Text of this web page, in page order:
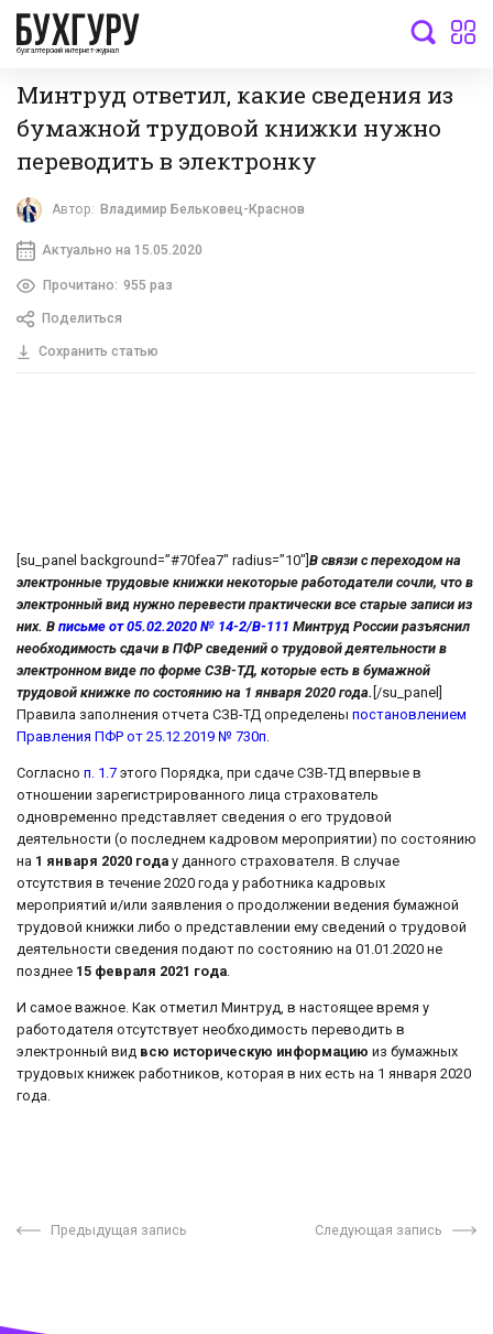
бухгалтерский интернет-журнал
Минтруд ответил, какие сведения из
бумажной трудовой книжки нужно
переводить в электронку
Автор: Владимир Бельковец-Краснов
Актуально на 15.05.2020
Прочитано: 955 раз
Поделиться
Сохранить статью
[su_panel background=”#70fea7″ radius=”10″] В связи с переходом на
электронные трудовые книжки некоторые работодатели сочли, что в
электронный вид нужно перевести практически все старые записи из
них. В письме от 05.02.2020 № 14-2/В-111 Минтруд России разъяснил
необходимость сдачи в ПФР сведений о трудовой деятельности в
электронном виде по форме СЗВ-ТД, которые есть в бумажной
трудовой книжке по состоянию на 1 января 2020 года. [/su_panel]
Правила заполнения отчета СЗВ-ТД определены постановлением
Правления ПФР от 25.12.2019 № 730п.
Согласно п. 1.7 этого Порядка, при сдаче СЗВ-ТД впервые в
отношении зарегистрированного лица страхователь
одновременно представляет сведения о его трудовой
деятельности (о последнем кадровом мероприятии) по состоянию
на 1 января 2020 года у данного страхователя. В случае
отсутствия в течение 2020 года у работника кадровых
мероприятий и/или заявления о продолжении ведения бумажной
трудовой книжки либо о представлении ему сведений о трудовой
деятельности сведения подают по состоянию на 01.01.2020 не
позднее 15 февраля 2021 года.
И самое важное. Как отметил Минтруд, в настоящее время у
работодателя отсутствует необходимость переводить в
электронный вид всю историческую информацию из бумажных
трудовых книжек работников, которая в них есть на 1 января 2020
года.
Предыдущая запись Следующая запись